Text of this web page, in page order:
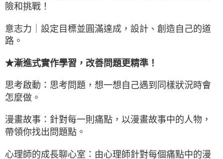
險和挑戰！
意志力｜設定目標並圓滿達成，設計、創造自己的道
路。
★漸進式實作學習，改善問題更精準！
思考啟動：思考問題，想一想自己遇到同樣狀況時會
怎麼做。
漫畫故事：針對每一則痛點，以漫畫故事中的人物，
帶領你找出問題點。
心理師的成長聊心室：由心理師針對每個痛點中的漫